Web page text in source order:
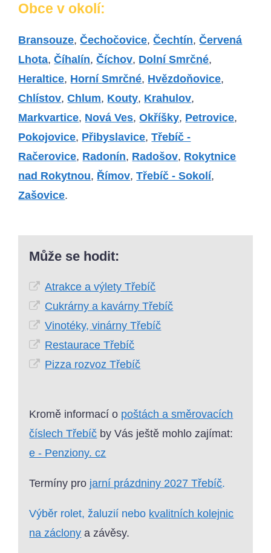
Obce v okolí:
Bransouze,Čechočovice,Čechtín,Červená
Lhota,Číhalín,Číchov, Dolní Smrčné,
Heraltice, Horní Smrčné, Hvězdoňovice,
Chlístov,Chlum, Kouty, Krahulov,
Markvartice, Nová Ves,Okříšky, Petrovice,
Pokojovice, Přibyslavice,Třebíč -
Račerovice, Radonín, Radošov, Rokytnice
nad Rokytnou, Římov,Třebíč - Sokolí,
Zašovice.
Může se hodit:
Atrakce a výlety Třebíč
Cukrárny a kavárny Třebíč
Vinotéky, vinárny Třebíč
Restaurace Třebíč
Pizza rozvoz Třebíč
Kromě informací o poštách a směrovacích
číslech Třebíč by Vás ještě mohlo zajímat:
e - Penziony. cz
Termíny pro jarní prázdniny 2027 Třebíč.
Výběr rolet, žaluzií nebo kvalitních kolejnic
na záclony a závěsy.